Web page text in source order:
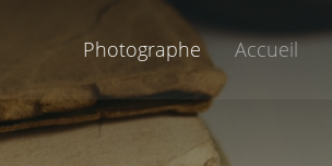
Photographe Accueil